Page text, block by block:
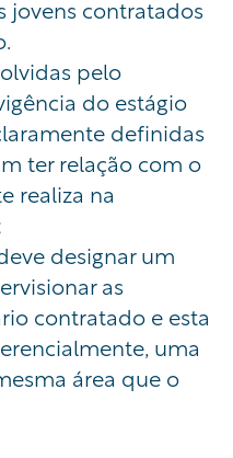
jovens contratados
pelo
do estágio
definidas
ter relação com o
realiza na
designar um
as
contratado e esta
uma
área que o